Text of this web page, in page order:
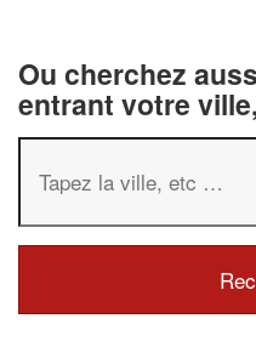
Ou cherchez
entrant votre